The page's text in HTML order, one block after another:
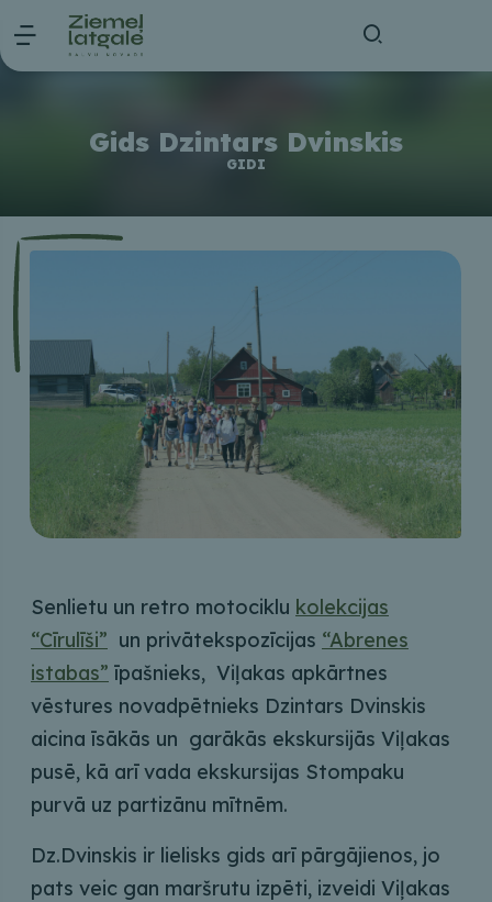
Gids Dzintars Dvinskis
GIDI
Senlietu un retro motociklu kolekcijas
“Cīrulīši” un privātekspozīcijas “Abrenes
istabas” īpašnieks, Viļakas apkārtnes
vēstures novadpētnieks Dzintars Dvinskis
aicina īsākās un garākās ekskursijās Viļakas
pusē, kā arī vada ekskursijas Stompaku
purvā uz partizānu mītnēm.
Dz.Dvinskis ir lielisks gids arī pārgājienos, jo
pats veic gan maršrutu izpēti, izveidi Viļakas